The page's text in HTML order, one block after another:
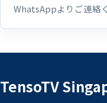
WhatsAppよりご連絡
TensoTV